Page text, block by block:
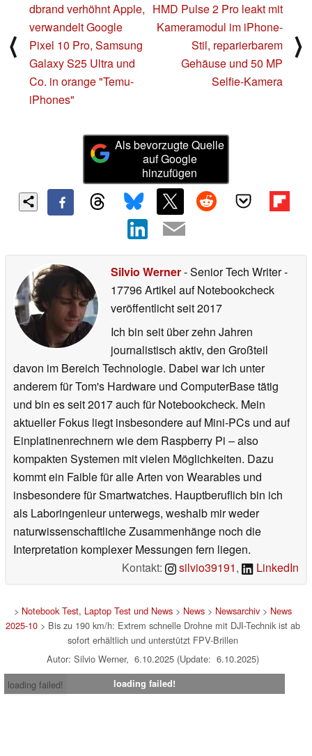
⟨
dbrand verhöhnt Apple,
verwandelt Google
Pixel 10 Pro, Samsung
Galaxy S25 Ultra und
Co. in orange "Temu-
iPhones"
HMD Pulse 2 Pro leakt mit
Kameramodul im iPhone-
Stil, reparierbarem
Gehäuse und 50 MP
Selfie-Kamera
⟩
Als bevorzugte Quelle
auf Google
hinzufügen
Silvio Werner- Senior Tech Writer-
17796 Artikel auf Notebookcheck
veröffentlichtseit 2017
Ich bin seit über zehn Jahren
journalistisch aktiv, den Großteil
davon im Bereich Technologie. Dabei war ich unter
anderem für Tom's Hardware und ComputerBase tätig
und bin es seit 2017 auch für Notebookcheck. Mein
aktueller Fokus liegt insbesondere auf Mini-PCs und auf
Einplatinenrechnern wie dem Raspberry Pi – also
kompakten Systemen mit vielen Möglichkeiten. Dazu
kommt ein Faible für alle Arten von Wearables und
insbesondere für Smartwatches. Hauptberuflich bin ich
als Laboringenieur unterwegs, weshalb mir weder
naturwissenschaftliche Zusammenhänge noch die
Interpretation komplexer Messungen fern liegen.
Kontakt:
silvio39191, LinkedIn
> Notebook Test, Laptop Test und News> News> Newsarchiv> News
2025-10> Bis zu 190 km/h: Extrem schnelle Drohne mit DJI-Technik ist ab
sofort erhältlich und unterstützt FPV-Brillen
Autor: Silvio Werner, 6.10.2025 (Update: 6.10.2025)
loading failed!
loading failed!